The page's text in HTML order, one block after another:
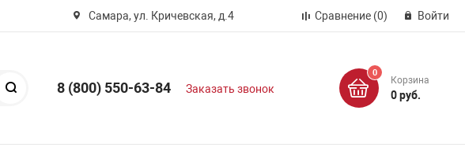
Самара, ул. Кричевская, д.4 Сравнение (0) Войти
8 (800) 550-63-84 Заказать звонок
0
Корзина
0 руб.